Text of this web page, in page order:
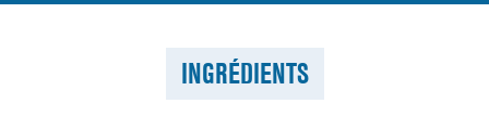
INGRÉDIENTS